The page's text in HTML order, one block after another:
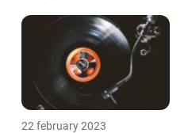
22 february 2023